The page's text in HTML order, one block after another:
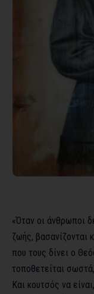
«Όταν οι άνθρωποι
ζωής, βασανίζονται
που τους δίνει ο
τοποθετείται
Και κουτσός να